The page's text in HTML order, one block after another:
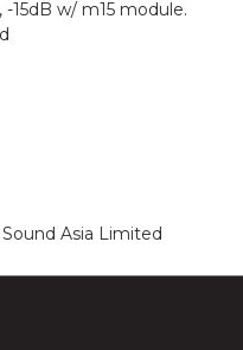
15dB w/ m15 module.
Asia Limited